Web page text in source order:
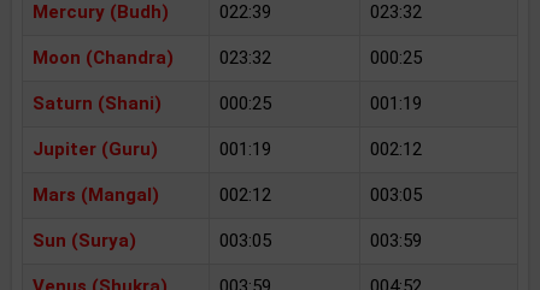
Mercury (Budh) 022:39 023:32
Moon (Chandra) 023:32 000:25
Saturn (Shani) 000:25 001:19
Jupiter (Guru) 001:19 002:12
Mars (Mangal) 002:12 003:05
Sun (Surya) 003:05 003:59